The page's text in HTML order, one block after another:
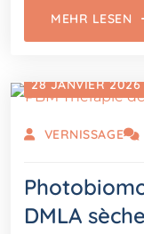
MEHR LESEN
28 JANVIER 2026
VERNISSAGE
DMLA sèche